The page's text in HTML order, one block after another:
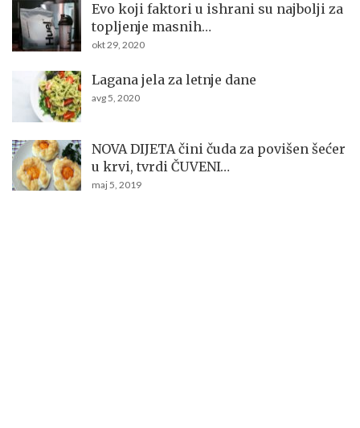
Evo koji faktori u ishrani su najbolji za
topljenje masnih…
okt 29, 2020
Lagana jela za letnje dane
avg 5, 2020
NOVA DIJETA čini čuda za povišen šećer
u krvi, tvrdi ČUVENI…
maj 5, 2019